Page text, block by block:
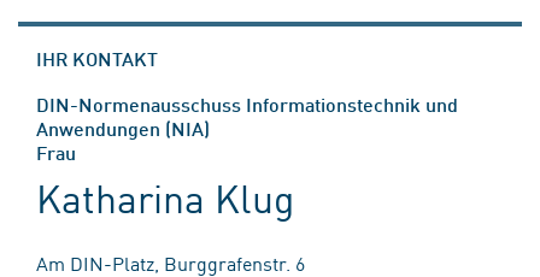
IHR KONTAKT
DIN-Normenausschuss Informationstechnik und
Anwendungen (NIA)
Frau
Katharina Klug
Am DIN-Platz, Burggrafenstr. 6